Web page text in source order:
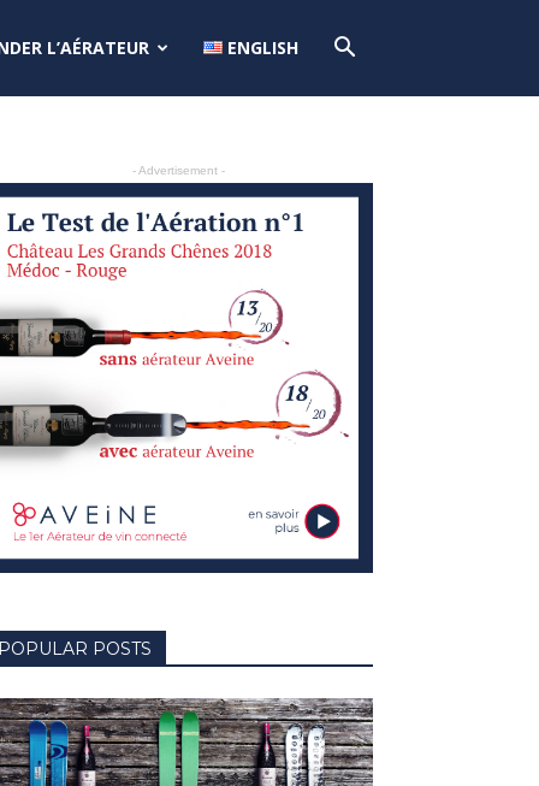
L’AÉRATEUR ENGLISH
- Advertisement -
POPULAR POSTS